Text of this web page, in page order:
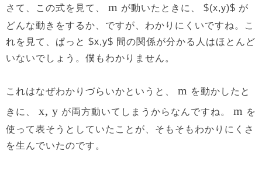
さて、この式を見て、 m が動いたときに、 $(x,y)$ が
どんな動きをするか、ですが、わかりにくいですね。こ
れを見て、ぱっと $x,y$ 間の関係が分かる人はほとんど
いないでしょう。僕もわかりません。
これはなぜわかりづらいかというと、 m を動かしたと
きに、 x, y が両方動いてしまうからなんですね。 m を
使って表そうとしていたことが、そもそもわかりにくさ
を生んでいたのです。